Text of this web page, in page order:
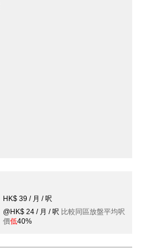
HK$ 39 / 月 / 呎
@HK$ 24 / 月 / 呎 比較同區放盤平均呎
價低40%